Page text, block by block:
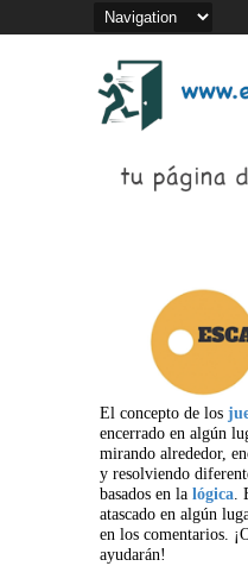
El concepto de los
encerrado en algún
mirando alrededor,
y resolviendo
basados en la lógica.
atascado en algún
en los comentarios.
ayudarán!